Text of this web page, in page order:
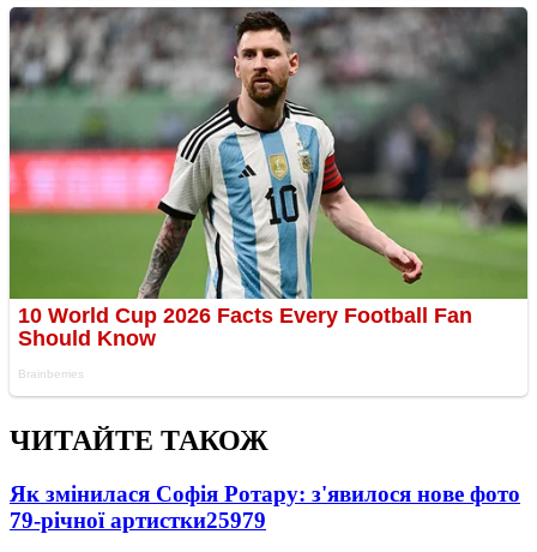
ЧИТАЙТЕ ТАКОЖ
Як змінилася Софія Ротару: з'явилося нове фото
79-річної артистки25979